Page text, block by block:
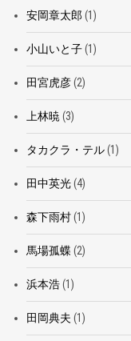
安岡章太郎 (1)
小山いと子(1)
田宮虎彦(2)
上林暁 (3)
タカクラ・テル(1)
田中英光(4)
森下雨村(1)
馬場孤蝶 (2)
浜本浩(1)
田岡典夫 (1)